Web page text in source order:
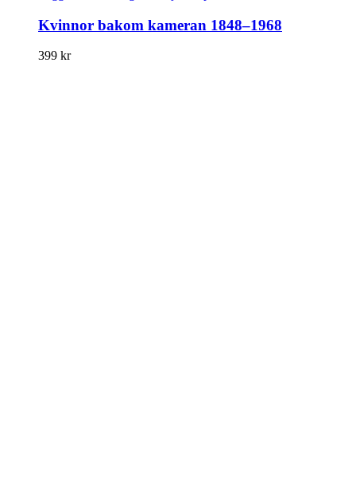
Kvinnor bakom kameran 1848–1968
399 kr